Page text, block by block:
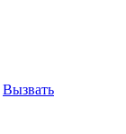
Вызвать